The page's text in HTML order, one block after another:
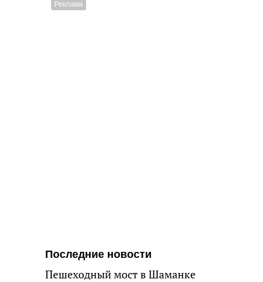
Последние новости
Пешеходный мост в Шаманке